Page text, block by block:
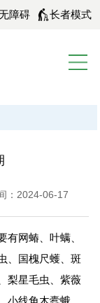
障碍 长者模式
：2024-06-17
有网蝽、叶螨、
、国槐尺蠖、斑
梨星毛虫、紫薇
小线角木蠹蛾、